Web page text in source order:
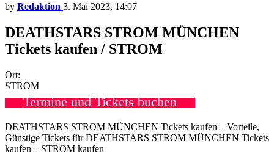
by Redaktion 3. Mai 2023, 14:07
DEATHSTARS STROM MÜNCHEN
Tickets kaufen / STROM
Ort:
STROM
Termine und Tickets buchen
DEATHSTARS STROM MÜNCHEN Tickets kaufen – Vorteile,
Günstige Tickets für DEATHSTARS STROM MÜNCHEN Tickets
kaufen – STROM kaufen